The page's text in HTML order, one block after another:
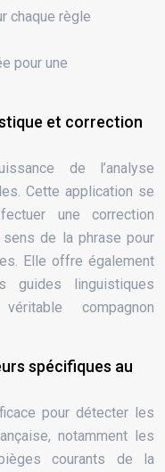
chaque règle
pour une
et correction
de l’analyse
Cette application se
une correction
de la phrase pour
Elle offre également
guides linguistiques
compagnon
spécifiques au
pour détecter les
notamment les
courants de la